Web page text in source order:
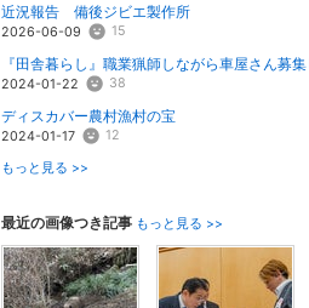
近況報告 備後ジビエ製作所
2026-06-09 15
『田舎暮らし』職業猟師しながら車屋さん募
2024-01-22 38
ディスカバー農村漁村の宝
2024-01-17 12
もっと見る >>
最近の画像つき記事 もっと見る >>